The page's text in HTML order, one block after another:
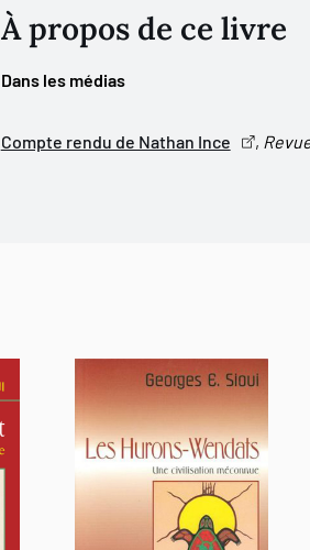
et résolus à prendre en main leur
démonstration très brillante. »
À propos de ce livre
Dans les médias
Compte rendu de Nathan Ince ,